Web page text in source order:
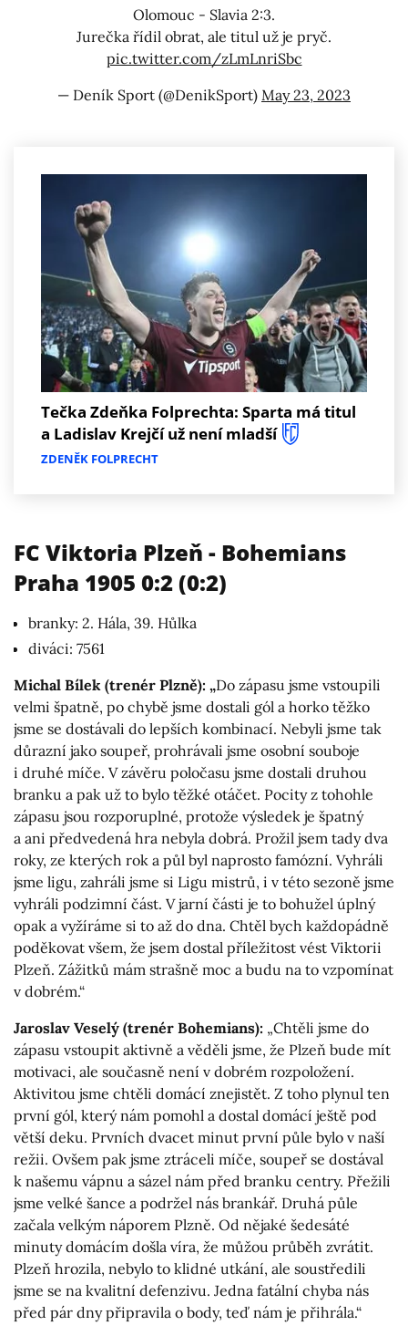
Olomouc - Slavia 2:3.
Jurečka řídil obrat, ale titul už je pryč.
pic.twitter.com/zLmLnriSbc
— Deník Sport (@DenikSport) May 23, 2023
Tečka Zdeňka Folprechta: Sparta má titul
a Ladislav Krejčí už není mladší
ZDENĚK FOLPRECHT
FC Viktoria Plzeň - Bohemians
Praha 1905 0:2 (0:2)
branky: 2. Hála, 39. Hůlka
diváci: 7561
Michal Bílek (trenér Plzně): „Do zápasu jsme vstoupili
velmi špatně, po chybě jsme dostali gól a horko těžko
jsme se dostávali do lepších kombinací. Nebyli jsme tak
důrazní jako soupeř, prohrávali jsme osobní souboje
i druhé míče. V závěru poločasu jsme dostali druhou
branku a pak už to bylo těžké otáčet. Pocity z tohohle
zápasu jsou rozporuplné, protože výsledek je špatný
a ani předvedená hra nebyla dobrá. Prožil jsem tady dva
roky, ze kterých rok a půl byl naprosto famózní. Vyhráli
jsme ligu, zahráli jsme si Ligu mistrů, i v této sezoně jsme
vyhráli podzimní část. V jarní části je to bohužel úplný
opak a vyžíráme si to až do dna. Chtěl bych každopádně
poděkovat všem, že jsem dostal příležitost vést Viktorii
Plzeň. Zážitků mám strašně moc a budu na to vzpomínat
v dobrém.“
Jaroslav Veselý (trenér Bohemians): „Chtěli jsme do
zápasu vstoupit aktivně a věděli jsme, že Plzeň bude mít
motivaci, ale současně není v dobrém rozpoložení.
Aktivitou jsme chtěli domácí znejistět. Z toho plynul ten
první gól, který nám pomohl a dostal domácí ještě pod
větší deku. Prvních dvacet minut první půle bylo v naší
režii. Ovšem pak jsme ztráceli míče, soupeř se dostával
k našemu vápnu a sázel nám před branku centry. Přežili
jsme velké šance a podržel nás brankář. Druhá půle
začala velkým náporem Plzně. Od nějaké šedesáté
minuty domácím došla víra, že můžou průběh zvrátit.
Plzeň hrozila, nebylo to klidné utkání, ale soustředili
jsme se na kvalitní defenzivu. Jedna fatální chyba nás
před pár dny připravila o body, teď nám je přihrála.“